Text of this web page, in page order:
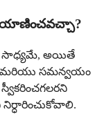
సాధ్యమే, అయితే
మరియు సమన్వయం